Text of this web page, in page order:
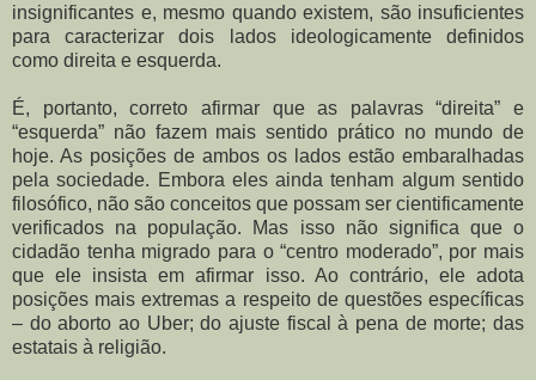
insignificantes e, mesmo quando existem, são insuficientes
para caracterizar dois lados ideologicamente definidos
como direita e esquerda.
É, portanto, correto afirmar que as palavras “direita” e
“esquerda” não fazem mais sentido prático no mundo de
hoje. As posições de ambos os lados estão embaralhadas
pela sociedade. Embora eles ainda tenham algum sentido
filosófico, não são conceitos que possam ser cientificamente
verificados na população. Mas isso não significa que o
cidadão tenha migrado para o “centro moderado”, por mais
que ele insista em afirmar isso. Ao contrário, ele adota
posições mais extremas a respeito de questões específicas
– do aborto ao Uber; do ajuste fiscal à pena de morte; das
estatais à religião.